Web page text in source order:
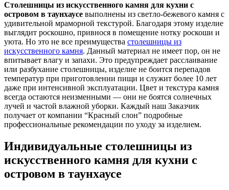
Столешницы из искусственного камня для кухни с
островом в таунхаусе выполнены из светло-бежевого камня с
удивительной мраморной текстурой. Благодаря этому изделие
выглядит роскошно, привнося в помещение нотку роскоши и
уюта. Но это не все преимущества столешницы из
искусственного камня. Данный материал не имеет пор, он не
впитывает влагу и запахи. Это предупреждает расслаивание
или разбухание столешницы, изделие не боится перепадов
температур при приготовлении пищи и служит более 10 лет
даже при интенсивной эксплуатации. Цвет и текстура камня
всегда остаются неизменными — они не боятся солнечных
лучей и частой влажной уборки. Каждый наш Заказчик
получает от компании “Красный слон” подробные
профессиональные рекомендации по уходу за изделием.
Индивидуальные столешницы из
искусственного камня для кухни с
островом в таунхаусе